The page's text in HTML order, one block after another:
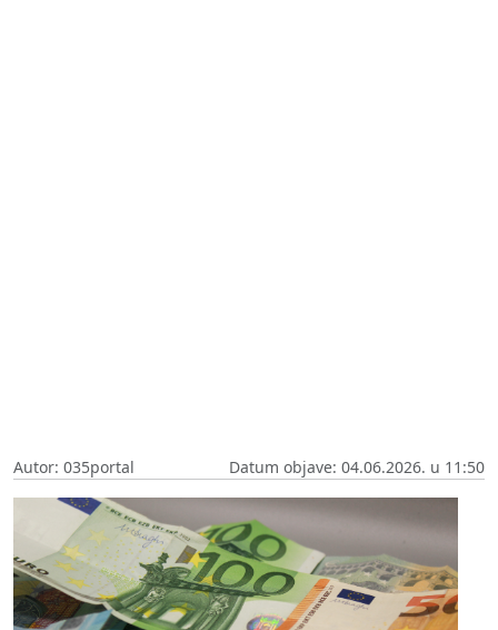
Autor: 035portal Datum objave: 04.06.2026. u 11:50